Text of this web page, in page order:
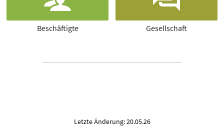
Beschäftigte Gesellschaft
Letzte Änderung: 20.05.26